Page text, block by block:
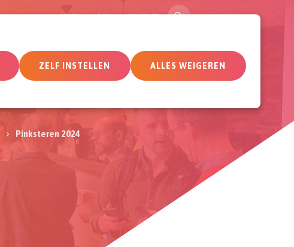
ZELF INSTELLEN ALLES WEIGEREN
Actueel Deelnemersomgeving
GEVEN LOGIN CONTACT ZOEK
Pinksteren 2024